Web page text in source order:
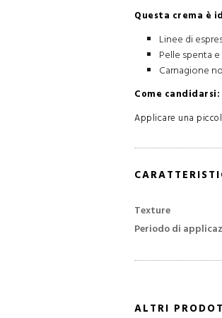
Questa crema è
Linee di
Pelle spenta
Carnagione
Come candidarsi:
Applicare una
Texture
Periodo di
ALTRI